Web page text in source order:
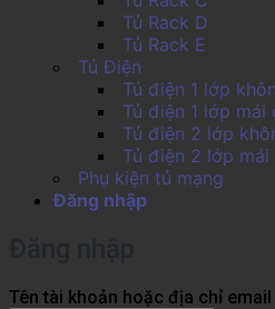
Tủ Rack D
Tủ Rack E
Tủ Điện
Tủ điện 1 lớp
Tủ điện 1 lớp mái
Tủ điện 2 lớp
Tủ điện 2 lớp mái
Phụ kiện tủ mạng
Đăng nhập
Tên tài khoản hoặc địa chỉ email